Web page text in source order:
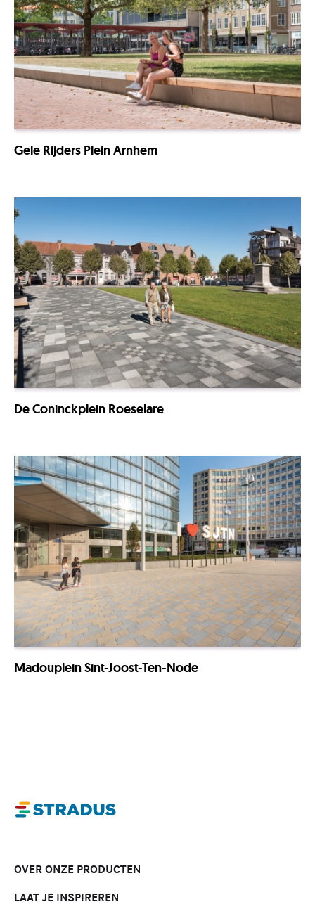
Gele Rijders Plein Arnhem
De Coninckplein Roeselare
Madouplein Sint-Joost-Ten-Node
OVER ONZE PRODUCTEN
LAAT JE INSPIREREN